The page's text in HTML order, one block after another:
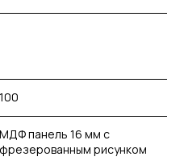
100
МДФ панель 16 мм с
фрезерованным рисунком